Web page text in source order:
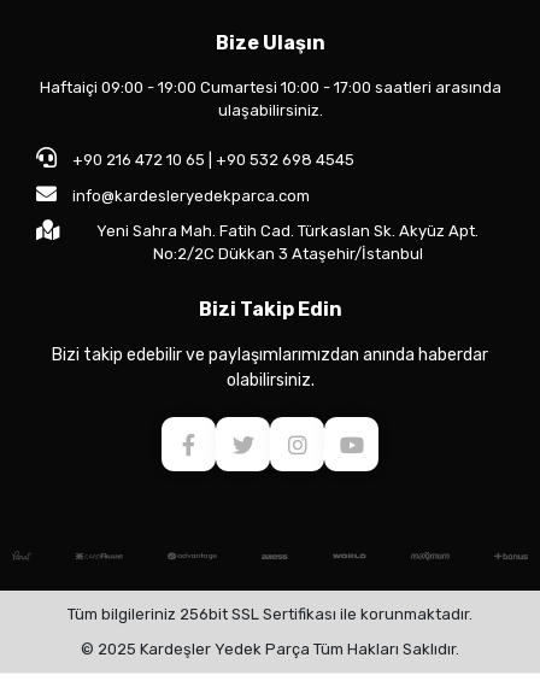
Bize Ulaşın
Haftaiçi 09:00 - 19:00 Cumartesi 10:00 - 17:00 saatleri arasında
ulaşabilirsiniz.
+90 216 472 10 65 | +90 532 698 4545
info@kardesleryedekparca.com
Yeni Sahra Mah. Fatih Cad. Türkaslan Sk. Akyüz Apt.
No:2/2C Dükkan 3 Ataşehir/İstanbul
Bizi Takip Edin
Bizi takip edebilir ve paylaşımlarımızdan anında haberdar
olabilirsiniz.
Tüm bilgileriniz 256bit SSL Sertifikası ile korunmaktadır.
© 2025 Kardeşler Yedek Parça Tüm Hakları Saklıdır.